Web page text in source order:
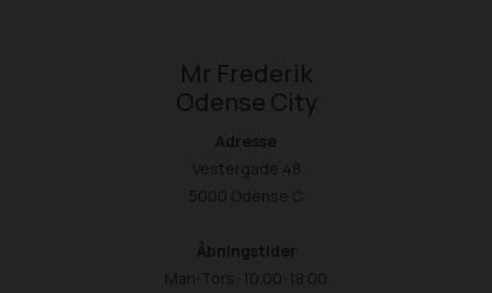
Mr Frederik
Odense City
Adresse
Vestergade 48
5000 Odense C
Åbningstider
Man-Tors: 10.00-18.00